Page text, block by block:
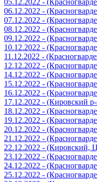
06.12.2022 -
07.12.2022 -
08.12.2022 -
09.12.2022 -
10.12.2022 -
11.12.2022 -
12.12.2022 -
14.12.2022 -
15.12.2022 -
16.12.2022 -
17.12.2022 - (Кировский
18.12.2022 -
19.12.2022 -
20.12.2022 -
21.12.2022 -
22.12.2022 - (Кировский,
23.12.2022 -
24.12.2022 -
25.12.2022 -